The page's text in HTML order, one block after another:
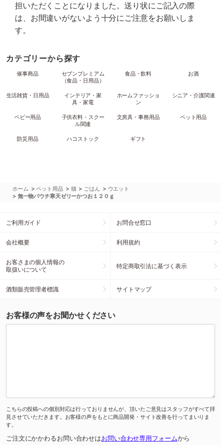
担いただくことになりました。送り状にご記入の際
は、お間違いがないよう十分にご注意をお願いしま
す。
カテゴリーから探す
催事商品
セブンプレミアム
（食品・日用品）
食品・飲料 お酒
生活雑貨・日用品
インテリア・家
具・家電
ホームファッショ
ン
シニア・介護関連
ベビー用品
子供衣料・スクー
ル関連
文房具・事務用品 ペット用品
防災用品 ハコストック ギフト
ホーム >ペット用品 > 猫 > ごはん > ウエット
> 無一物パウチ寒天ゼリーかつお１２０ｇ
ご利用ガイド お問合せ窓口
会社概要 利用規約
お客さまの個人情報の
取扱いについて
特定商取引法に基づく表示
酒類販売管理者標識 サイトマップ
お客様の声をお聞かせください
こちらの投稿への個別対応は行っておりませんが、頂いたご意見はスタッフがすべて拝
見させていただきます。お客様の声をもとに商品開発・サイト改善を行ってまいりま
す。
ご注文にかかわるお問い合わせはお問い合わせ専用フォームから